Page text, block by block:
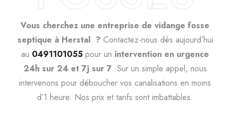
Vous cherchez une entreprise de vidange fosse
septique à Herstal ? Contactez-nous dès aujourd’hui
au 0491101055 pour un intervention en urgence
24h sur 24 et 7j sur 7. Sur un simple appel, nous
intervenons pour déboucher vos canalisations en moins
d’1 heure. Nos prix et tarifs sont imbattables.